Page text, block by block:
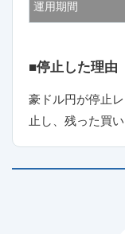
運用期間
■停止した理由
豪ドル円が停止
止し、残った買